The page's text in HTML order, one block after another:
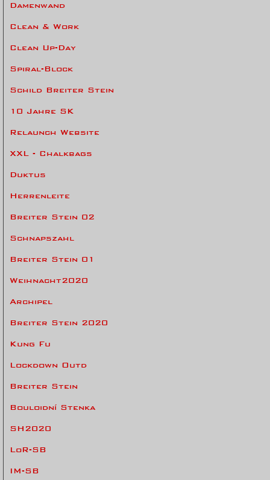
Damenwand
Clean & Work
Clean Up-Day
Spiral-Block
Schild Breiter Stein
10 Jahre SK
Relaunch Website
XXL - Chalkbags
Duktus
Herrenleite
Breiter Stein 02
Schnapszahl
Breiter Stein 01
Weihnacht2020
Archipel
Breiter Stein 2020
Kung Fu
Lockdown Outd
Breiter Stein
Bouloidní Stenka
SH2020
LoR-SB
IM-SB